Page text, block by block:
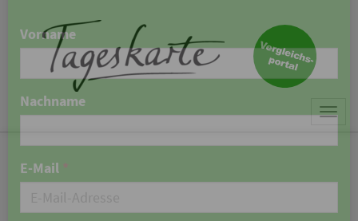
Keine Nachricht mehr
verpassen!
Jetzt zum Tageskarte-Newsletter
anmelden.
Vorname